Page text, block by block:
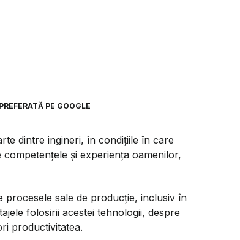
PE GOOGLE
dintre ingineri, în condițiile în care
și experiența oamenilor,
procesele sale de producție, inclusiv în
folosirii acestei tehnologii, despre
productivitatea.